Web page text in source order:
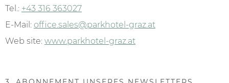
Tel.: +43 316 363027
E-Mail: office.sales@parkhotel-graz.at
Web site: www.parkhotel-graz.at